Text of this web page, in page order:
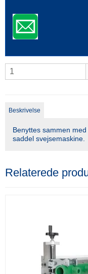
Beskrivelse
Benyttes sammen
saddel svejsemaskine.
Relaterede